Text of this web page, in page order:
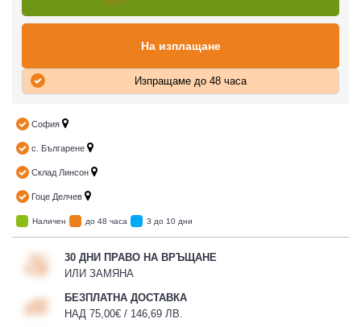
ЕКИПИРОВКА
На изплащане
Изпращаме до 48 часа
София
с. Българене
Склад Линсон
Гоце Делчев
Наличен до 48 часа 3 до 10 дни
30 ДНИ ПРАВО НА ВРЪЩАНЕ
ИЛИ ЗАМЯНА
БЕЗПЛАТНА ДОСТАВКА
НАД 75,00€ / 146,69 ЛВ.